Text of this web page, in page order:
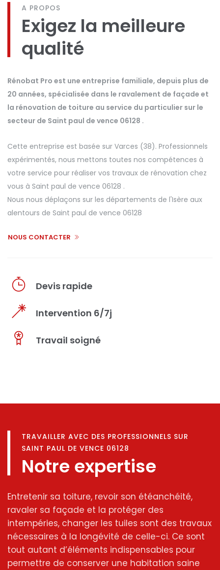
A PROPOS
Exigez la meilleure
qualité
Rénobat Pro est une entreprise familiale, depuis plus de
20 années, spécialisée dans le ravalement de façade et
la rénovation de toiture au service du particulier sur le
secteur de Saint paul de vence 06128 .
Cette entreprise est basée sur Varces (38). Professionnels
expérimentés, nous mettons toutes nos compétences à
votre service pour réaliser vos travaux de rénovation chez
vous à Saint paul de vence 06128 .
Nous nous déplaçons sur les départements de l'Isère aux
alentours de Saint paul de vence 06128
NOUS CONTACTER
Devis rapide
Intervention 6/7j
Travail soigné
TRAVAILLER AVEC DES PROFESSIONNELS SUR
SAINT PAUL DE VENCE 06128
Notre expertise
Entretenir sa toiture, revoir son étéanchéité,
ravaler sa façade et la protéger des
intempéries, changer les tuiles sont des travaux
nécessaires à la longévité de celle-ci. Ce sont
tout autant d’éléments indispensables pour
permettre de conserver une habitation saine